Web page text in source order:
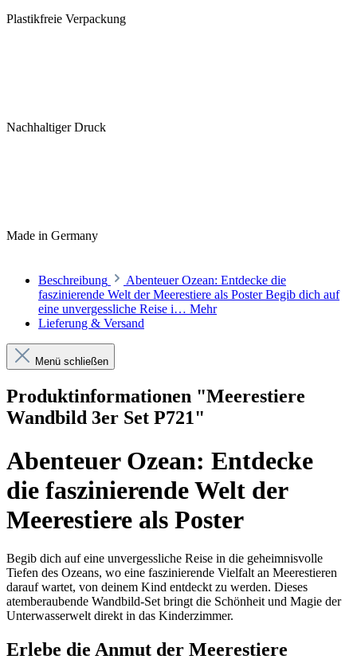
Plastikfreie Verpackung
Nachhaltiger Druck
Made in Germany
Beschreibung
Abenteuer Ozean: Entdecke die
faszinierende Welt der Meerestiere als Poster Begib dich auf
eine unvergessliche Reise i… Mehr
Lieferung & Versand
Menü schließen
Produktinformationen "Meerestiere
Wandbild 3er Set P721"
Abenteuer Ozean: Entdecke
die faszinierende Welt der
Meerestiere als Poster
Begib dich auf eine unvergessliche Reise in die geheimnisvolle
Tiefen des Ozeans, wo eine faszinierende Vielfalt an Meerestieren
darauf wartet, von deinem Kind entdeckt zu werden. Dieses
atemberaubende Wandbild-Set bringt die Schönheit und Magie der
Unterwasserwelt direkt in das Kinderzimmer.
Erlebe die Anmut der Meerestiere